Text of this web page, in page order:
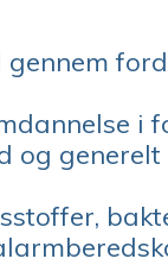
i
og